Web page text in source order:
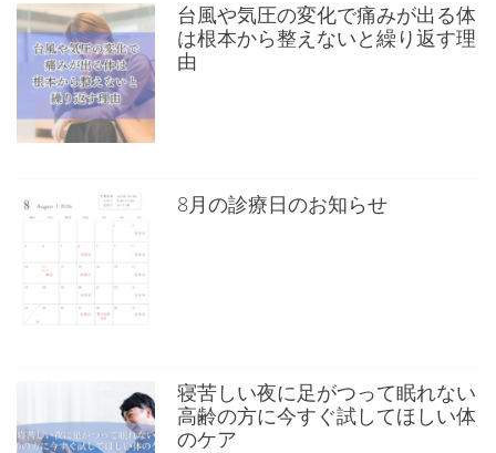
台風や気圧の変化で痛みが出る体
は根本から整えないと繰り返す理
由
8月の診療日のお知らせ
寝苦しい夜に足がつって眠れない
高齢の方に今すぐ試してほしい体
のケア